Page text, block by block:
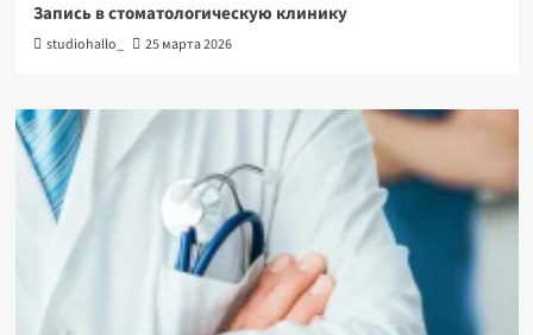
Запись в стоматологическую клинику
studiohallo_ 25 марта 2026